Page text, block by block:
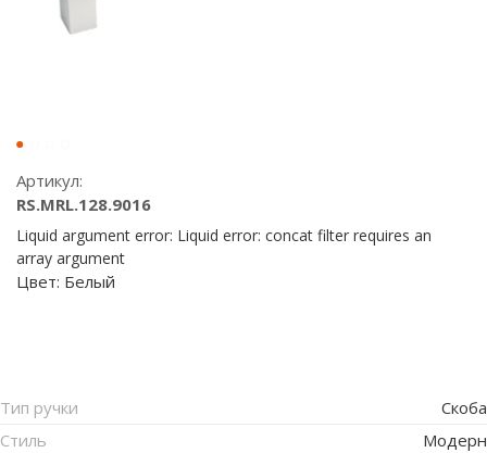
Артикул:
RS.MRL.128.9016
Liquid argument error: Liquid error: concat filter requires an
array argument
Цвет: Белый
Тип ручки
Скоба
Стиль
Модерн